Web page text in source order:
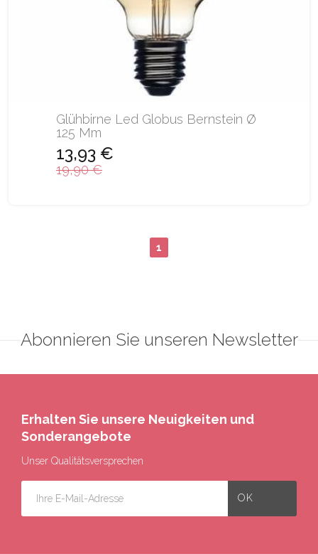
Glühbirne Led Globus Bernstein Ø
125 Mm
13,93 €
19,90 €
1
Abonnieren Sie unseren Newsletter
Erhalten Sie unsere Neuigkeiten und
Sonderangebote
Unser Qualitätsversprechen